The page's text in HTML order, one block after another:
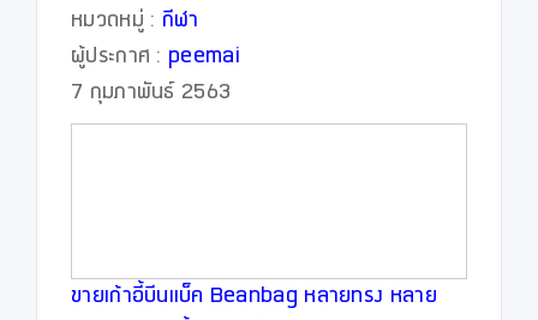
หมวดหมู่ : กีฬา
ผู้ประกาศ : peemai
7 กุมภาพันธ์ 2563
ขายเก้าอี้บีนแบ็ค Beanbag หลายทรง หลาย